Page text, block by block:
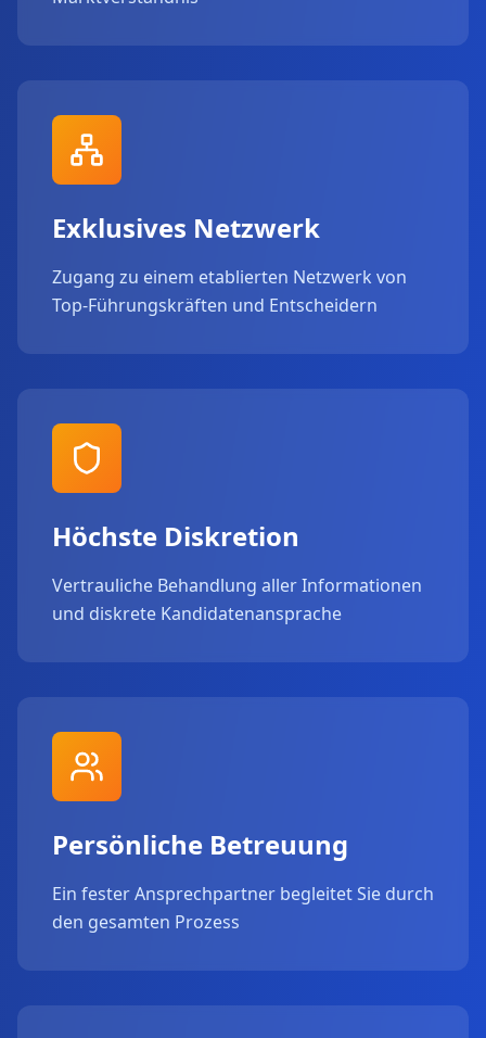
Exklusives Netzwerk
Zugang zu einem etablierten Netzwerk von
Top-Führungskräften und Entscheidern
Höchste Diskretion
Vertrauliche Behandlung aller Informationen
und diskrete Kandidatenansprache
Persönliche Betreuung
Ein fester Ansprechpartner begleitet Sie durch
den gesamten Prozess